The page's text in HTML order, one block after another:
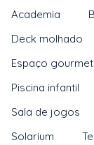
Academia
Deck molhado
Espaço gourmet
Piscina infantil
Sala de jogos
Solarium